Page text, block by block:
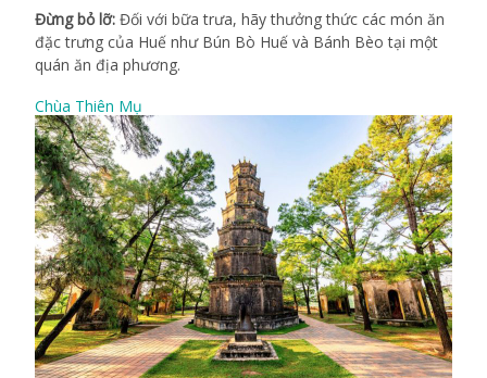
Đừng bỏ lỡ: Đối với bữa trưa, hãy thưởng thức các món ăn
đặc trưng của Huế như Bún Bò Huế và Bánh Bèo tại một
quán ăn địa phương.
Chùa Thiên Mụ